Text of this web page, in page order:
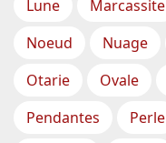
Lune
Marcassite
Noeud
Nuage
Otarie
Ovale
Pendantes
Perle